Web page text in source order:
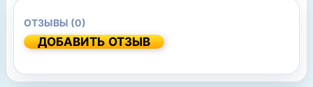
ОТЗЫВЫ (0)
ДОБАВИТЬ ОТЗЫВ